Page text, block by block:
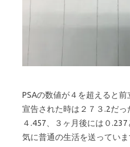
PSAの数値が４を超えると
宣告された時は２７３.2だ
４.457、３ヶ月後には０
気に普通の生活を送っていま